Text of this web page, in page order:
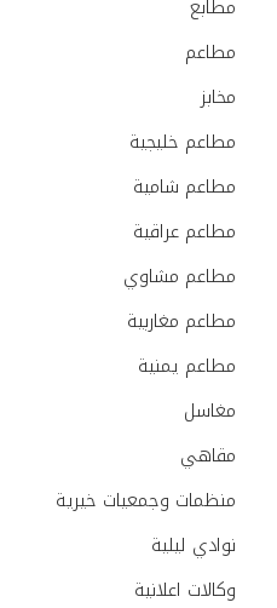
مطابع
مطاعم
مخابز
مطاعم خليجية
مطاعم شامية
مطاعم عراقية
مطاعم مشاوي
مطاعم مغاربية
مطاعم يمنية
مغاسل
مقاهي
منظمات وجمعيات خيرية
نوادي ليلية
وكالات اعلانية